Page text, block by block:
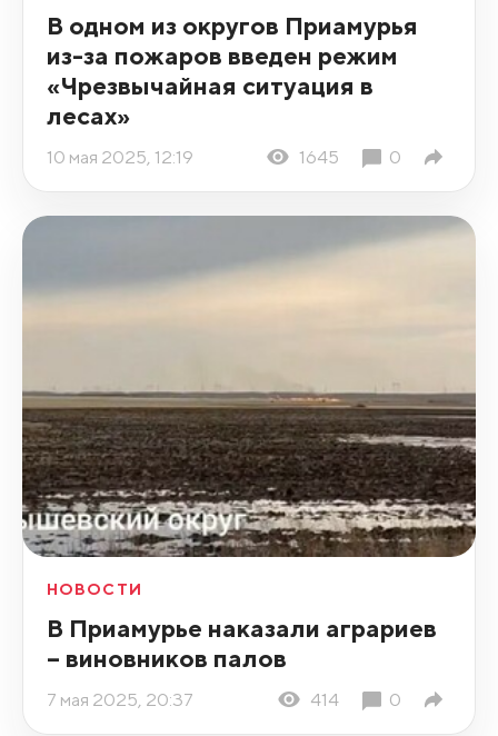
В одном из округов Приамурья
из-за пожаров введен режим
«Чрезвычайная ситуация в
лесах»
10 мая 2025, 12:19 1645 0
НОВОСТИ
В Приамурье наказали аграриев
– виновников палов
7 мая 2025, 20:37 414 0